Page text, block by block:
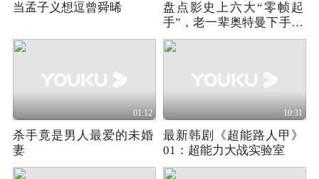
当孟子义想逗曾舜晞
盘点影史上六大“零帧起
手”，老一辈奥特曼下手没
轻没重的
01:12
杀手竟是男人最爱的未婚
妻
10:31
最新韩剧《超能路人甲》
01：超能力大战实验室